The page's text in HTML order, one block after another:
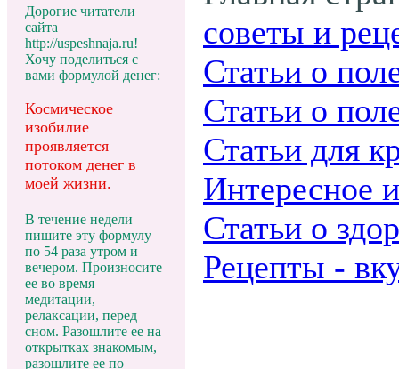
Дорогие читатели
сайта
http://uspeshnaja.ru!
Хочу поделиться с
вами формулой денег:
Космическое
изобилие
проявляется
потоком денег в
моей жизни.
В течение недели
пишите эту формулу
по 54 раза утром и
вечером. Произносите
ее во время
медитации,
релаксации, перед
сном. Разошлите ее на
открытках знакомым,
разошлите ее по
советы и
Статьи о
Статьи о
Статьи для
Интересное
Статьи о
Рецепты -